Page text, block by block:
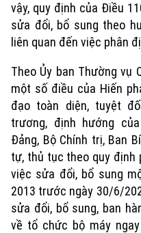
Theo dõi Hà Nội On
vậy, quy định của Điều
sửa đổi, bổ sung theo
liên quan đến việc phân
Theo Ủy ban Thường vụ
một số điều của Hiến
đạo toàn diện, tuyệt
trương, định hướng
Đảng, Bộ Chính trị, Ban
tự, thủ tục theo quy định
việc sửa đổi, bổ sung
2013 trước ngày 30/6/
sửa đổi, bổ sung, ban
về tổ chức bộ máy